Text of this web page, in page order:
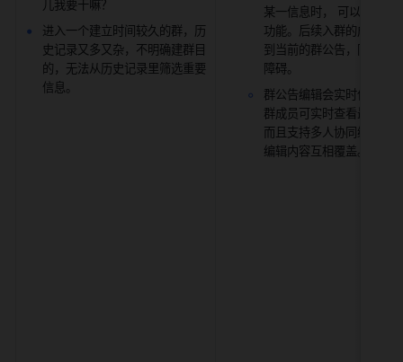
儿我要干嘛？
进入一个建立时间较久的群，历
史记录又多又杂，不明确建群目
的，无法从历史记录里筛选重要
信息。
某一信息时， 可以使用群
功能。后续入群的成员也
到当前的群公告，同步信
障碍。
群公告编辑会实时保存，
群成员可实时查看最新内
而且支持多人协同编辑，
编辑内容互相覆盖。